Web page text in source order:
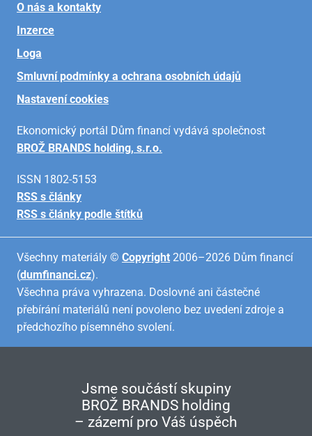
O nás a kontakty
Inzerce
Loga
Smluvní podmínky a ochrana osobních údajů
Nastavení cookies
Ekonomický portál Dům financí vydává společnost
BROŽ BRANDS holding, s.r.o.
ISSN 1802-5153
RSS s články
RSS s články podle štítků
Všechny materiály © Copyright 2006–2026 Dům financí
(dumfinanci.cz).
Všechna práva vyhrazena. Doslovné ani částečné
přebírání materiálů není povoleno bez uvedení zdroje a
předchozího písemného svolení.
Jsme součástí skupiny
BROŽ BRANDS holding
– zázemí pro Váš úspěch